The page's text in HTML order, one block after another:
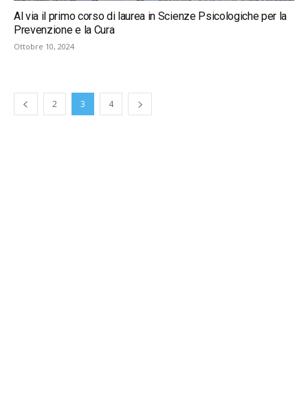
Al via il primo corso di laurea in Scienze Psicologiche per la
Prevenzione e la Cura
Ottobre 10, 2024
2 3 4